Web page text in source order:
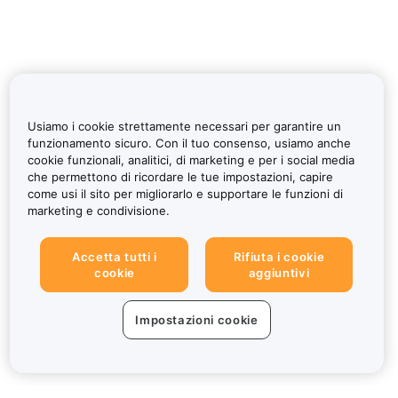
Usiamo i cookie strettamente necessari per garantire un
funzionamento sicuro. Con il tuo consenso, usiamo anche
cookie funzionali, analitici, di marketing e per i social media
che permettono di ricordare le tue impostazioni, capire
come usi il sito per migliorarlo e supportare le funzioni di
marketing e condivisione.
Accetta tutti i
cookie
Rifiuta i cookie
aggiuntivi
Impostazioni cookie